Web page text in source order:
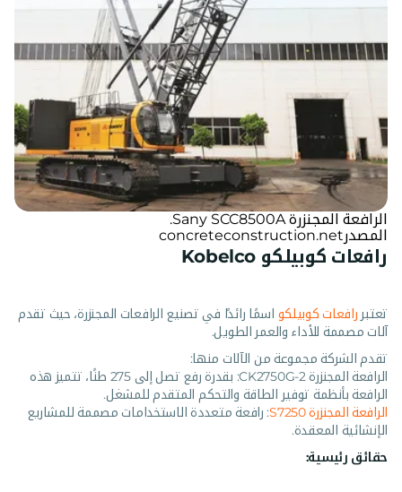
الرافعة المجنزرة Sany SCC8500A.
المصدرconcreteconstruction.net
رافعات كوبيلكو Kobelco
تعتبر رافعات كوبيلكو اسمًا رائدًا في تصنيع الرافعات المجنزرة، حيث تقدم
آلات مصممة للأداء والعمر الطويل.
تقدم الشركة مجموعة من الآلات منها:
الرافعة المجنزرة CK2750G-2: بقدرة رفع تصل إلى 275 طنًا، تتميز هذه
الرافعة بأنظمة توفير الطاقة والتحكم المتقدم للمشغل.
الرافعة المجنزرة S7250
: رافعة متعددة الاستخدامات مصممة للمشاريع
الإنشائية المعقدة.
حقائق رئيسية: